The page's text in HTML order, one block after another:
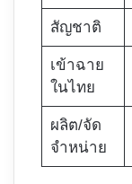
สัญชาติ
เข้าฉาย
ในไทย
ผลิต/จัด
จำหน่าย